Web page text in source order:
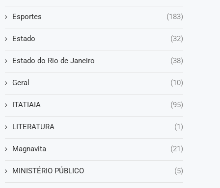
Esportes (183)
Estado (32)
Estado do Rio de Janeiro (38)
Geral (10)
ITATIAIA (95)
LITERATURA (1)
Magnavita (21)
MINISTÉRIO PÚBLICO (5)